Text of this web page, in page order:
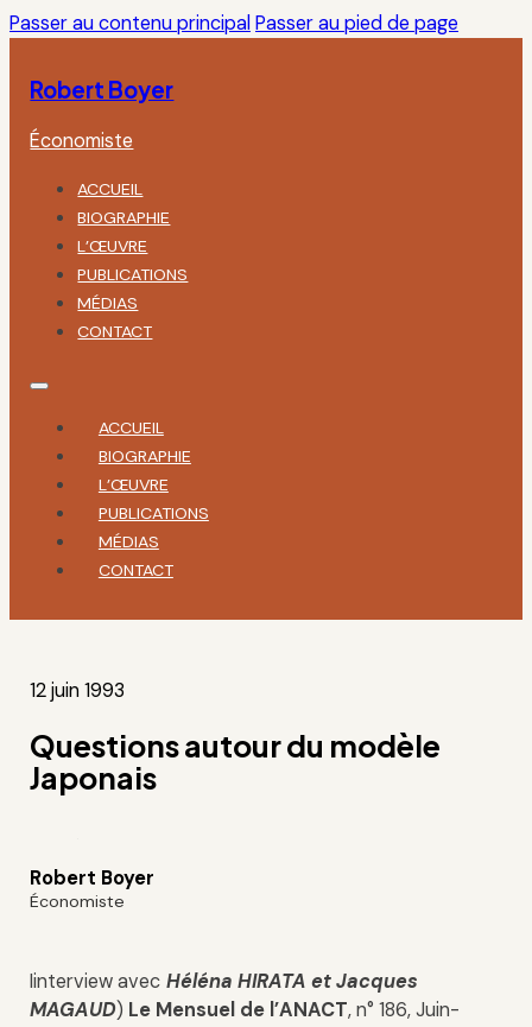
Passer au contenu principal Passer au pied de page
Robert Boyer
Économiste
ACCUEIL
BIOGRAPHIE
L’ŒUVRE
PUBLICATIONS
MÉDIAS
CONTACT
ACCUEIL
BIOGRAPHIE
L’ŒUVRE
PUBLICATIONS
MÉDIAS
CONTACT
12 juin 1993
Questions autour du modèle
Japonais
Robert Boyer
Économiste
Iinterview avec Héléna HIRATA et Jacques
MAGAUD) Le Mensuel de l’ANACT, n° 186, Juin-